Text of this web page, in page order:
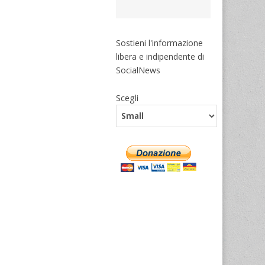
Sostieni l'informazione
libera e indipendente di
SocialNews
Scegli